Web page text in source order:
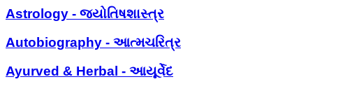
Astrology - જ્યોતિષશાસ્ત્ર
Autobiography - આત્મચરિત્ર
Ayurved & Herbal - આયૂર્વેદ